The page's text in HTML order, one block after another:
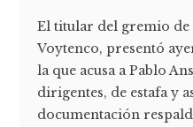
El titular del gremio de
Voytenco, presentó
la que acusa a Pablo
dirigentes, de estafa y
documentación